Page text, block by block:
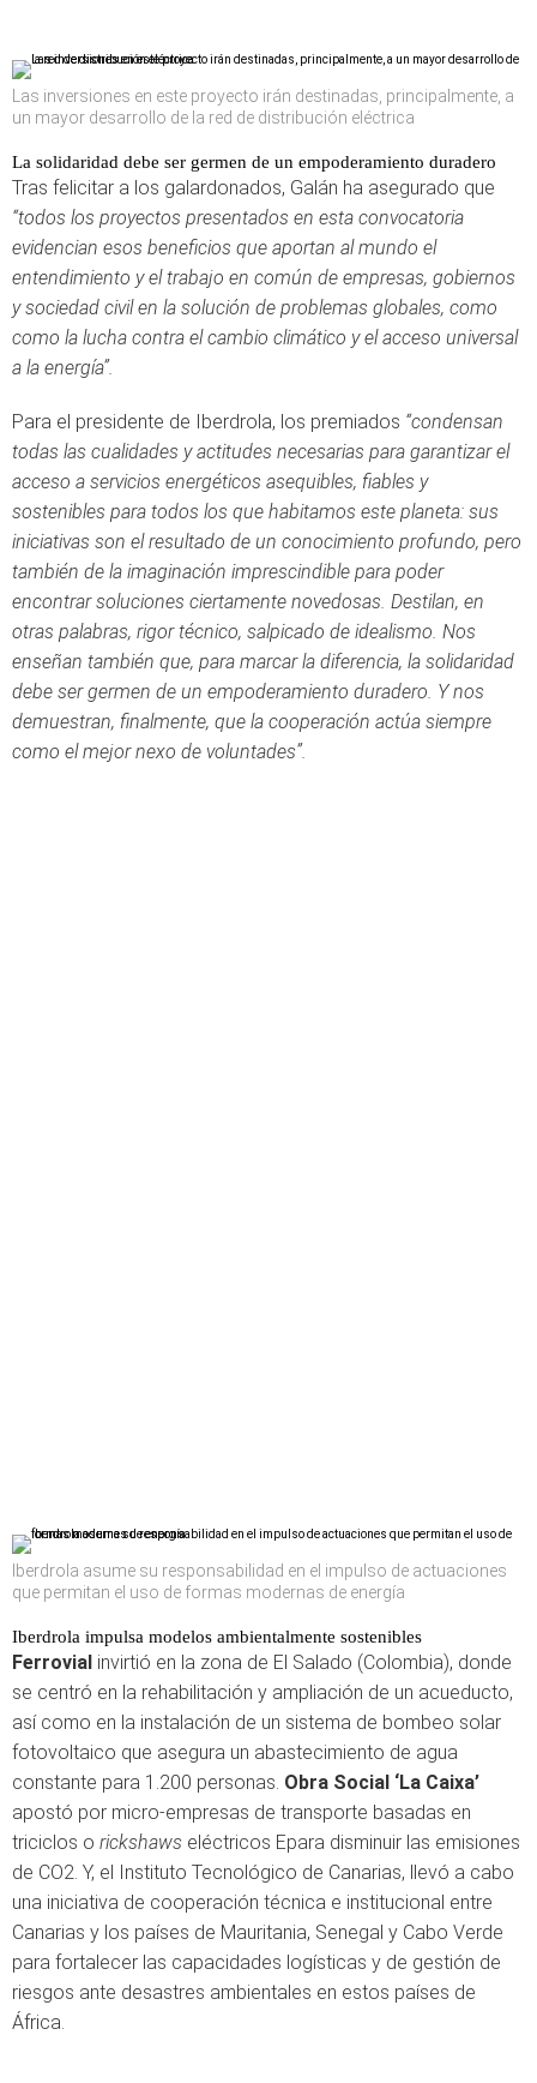
Las inversiones en este proyecto irán destinadas, principalmente, a
un mayor desarrollo de la red de distribución eléctrica
La solidaridad debe ser germen de un empoderamiento duradero
Tras felicitar a los galardonados, Galán ha asegurado que
“todos los proyectos presentados en esta convocatoria
evidencian esos beneficios que aportan al mundo el
entendimiento y el trabajo en común de empresas, gobiernos
y sociedad civil en la solución de problemas globales, como
como la lucha contra el cambio climático y el acceso universal
a la energía”.
Para el presidente de Iberdrola, los premiados “condensan
todas las cualidades y actitudes necesarias para garantizar el
acceso a servicios energéticos asequibles, fiables y
sostenibles para todos los que habitamos este planeta: sus
iniciativas son el resultado de un conocimiento profundo, pero
también de la imaginación imprescindible para poder
encontrar soluciones ciertamente novedosas. Destilan, en
otras palabras, rigor técnico, salpicado de idealismo. Nos
enseñan también que, para marcar la diferencia, la solidaridad
debe ser germen de un empoderamiento duradero. Y nos
demuestran, finalmente, que la cooperación actúa siempre
como el mejor nexo de voluntades”.
Iberdrola asume su responsabilidad en el impulso de actuaciones
que permitan el uso de formas modernas de energía
Iberdrola impulsa modelos ambientalmente sostenibles
Ferrovial invirtió en la zona de El Salado (Colombia), donde
se centró en la rehabilitación y ampliación de un acueducto,
así como en la instalación de un sistema de bombeo solar
fotovoltaico que asegura un abastecimiento de agua
constante para 1.200 personas. Obra Social ‘La Caixa’
apostó por micro-empresas de transporte basadas en
triciclos o rickshaws eléctricos Epara disminuir las emisiones
de CO2. Y, el Instituto Tecnológico de Canarias, llevó a cabo
una iniciativa de cooperación técnica e institucional entre
Canarias y los países de Mauritania, Senegal y Cabo Verde
para fortalecer las capacidades logísticas y de gestión de
riesgos ante desastres ambientales en estos países de
África.